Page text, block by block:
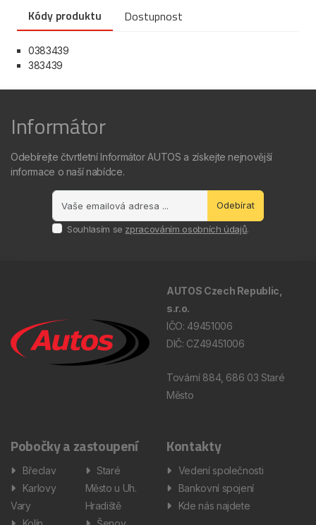
Kódy produktu Dostupnost
0383439
383439
Informátor
Odebírejte čtvrtletní Informátor AUTOS a získejte nejnovější
informace o naší nabídce.
Odebírat
Souhlasím se zpracováním osobních údajů.
AUTOS Czech Republic,
s.r.o.
IČO: 49451006
DIČ: CZ49451006
Tovární 884, 686 03 Staré
Město
Pobočky a zastoupení
Břeclav
Karlovy
Vary
Staré
Město u Uh.
Hradiště
Kontakty
Vedení společnosti
Bankovní spojení
Kde nás najdete